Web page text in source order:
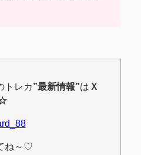
トレカ”最新情報”は Ｘ
ね～♡